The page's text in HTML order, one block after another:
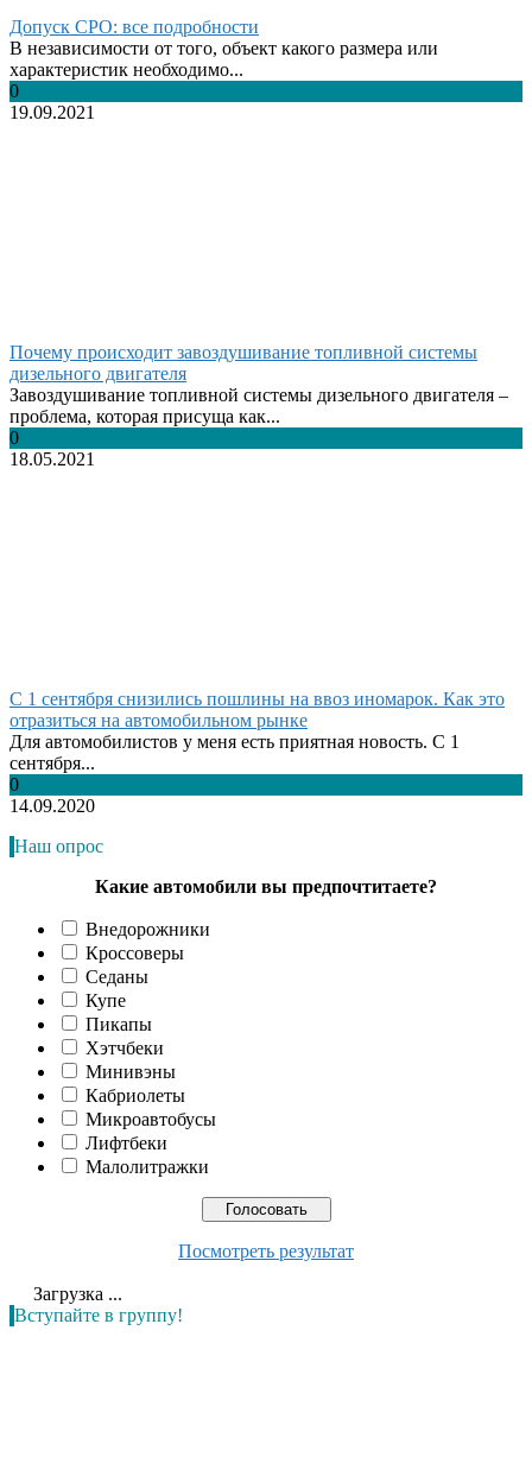
Допуск СРО: все подробности
В независимости от того, объект какого размера или
характеристик необходимо...
0
19.09.2021
Почему происходит завоздушивание топливной системы
дизельного двигателя
Завоздушивание топливной системы дизельного двигателя –
проблема, которая присуща как...
0
18.05.2021
С 1 сентября снизились пошлины на ввоз иномарок. Как это
отразиться на автомобильном рынке
Для автомобилистов у меня есть приятная новость. С 1
сентября...
0
14.09.2020
Наш опрос
Какие автомобили вы предпочтитаете?
Внедорожники
Кроссоверы
Седаны
Купе
Пикапы
Хэтчбеки
Минивэны
Кабриолеты
Микроавтобусы
Лифтбеки
Малолитражки
Посмотреть результат
Загрузка ...
Вступайте в группу!